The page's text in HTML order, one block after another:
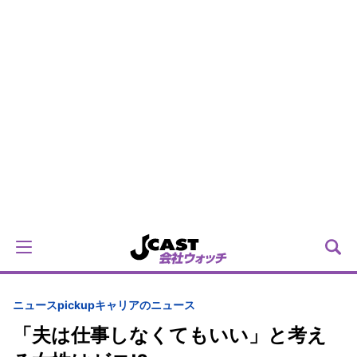
ニュースpickupキャリアのニュース
「夫は仕事しなくてもいい」と考え